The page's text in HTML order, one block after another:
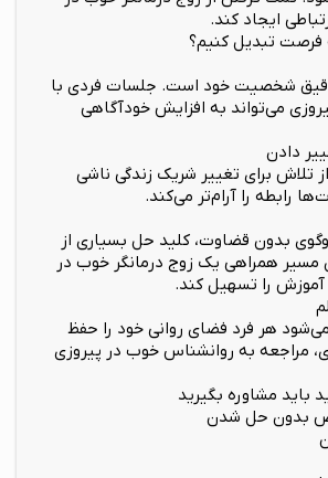
ایجاد کند.
فرصت تبدیل کنیم؟
شخصیت خود است. جلسات فردی با
می‌تواند به افزایش خودآگاهی
تلاش برای تغییر شریک زندگی ناشی
رابطه را آرام‌تر می‌کند.
بدون قضاوت، کلید حل بسیاری از
همراهی یک زوج درمانگر خوب در
آموزش را تسهیل کند.
هر فرد فضای روانی خود را حفظ
مراجعه به روانشناس خوب در پیروزی
باید مشاوره بگیرید
بدون حل شدن